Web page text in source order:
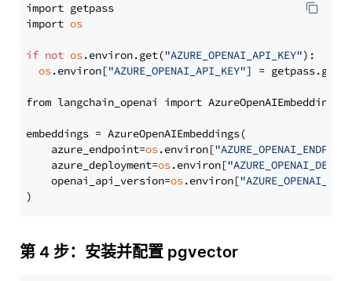
import getpass
import os
if not os.environ.get("AZURE_OPENAI_API_KEY"):
os.environ["AZURE_OPENAI_API_KEY"] =
from langchain_openai import AzureOpenAIEmbeddings
embeddings = AzureOpenAIEmbeddings(
    azure_endpoint=
os.environ[
    azure_deployment=
os.environ[
    openai_api_version=
os.environ[
第 4 步：安装并配置 pgvector